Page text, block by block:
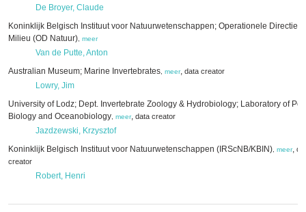
De Broyer, Claude
Koninklijk Belgisch Instituut voor Natuurwetenschappen; Operationele Directie
Milieu (OD Natuur) meer
Van de Putte, Anton
Australian Museum; Marine Invertebrates meer, data creator
Lowry, Jim
University of Lodz; Dept. Invertebrate Zoology & Hydrobiology; Laboratory of
Biology and Oceanobiology meer, data creator
Jazdzewski, Krzysztof
Koninklijk Belgisch Instituut voor Natuurwetenschappen (IRScNB/KBIN) meer,
creator
Robert, Henri